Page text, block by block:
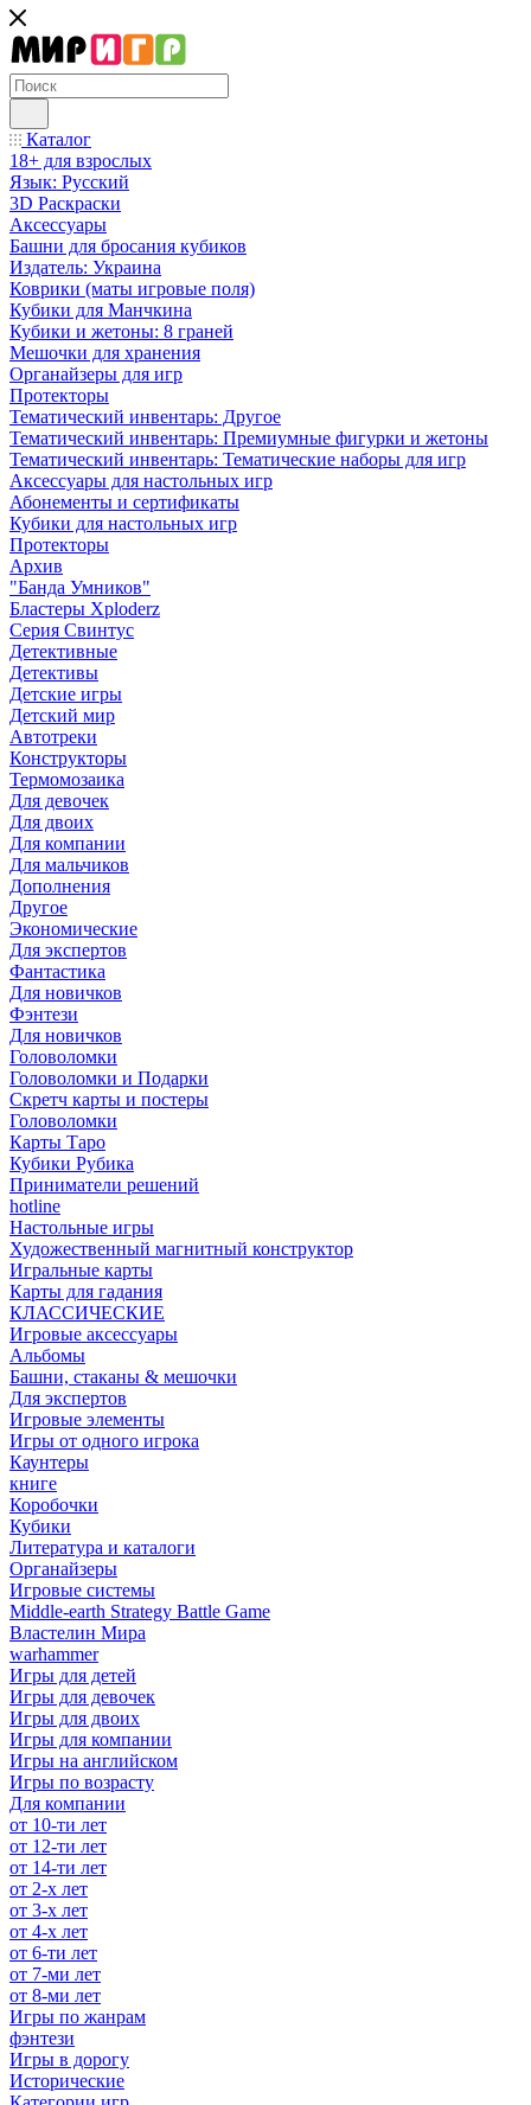
Каталог
18+ для взрослых
Язык: Русский
3D Раскраски
Аксессуары
Башни для бросания кубиков
Издатель: Украина
Коврики (маты игровые поля)
Кубики для Манчкина
Кубики и жетоны: 8 граней
Мешочки для хранения
Органайзеры для игр
Протекторы
Тематический инвентарь: Другое
Тематический инвентарь: Премиумные фигурки и жетоны
Тематический инвентарь: Тематические наборы для игр
Аксессуары для настольных игр
Абонементы и сертификаты
Кубики для настольных игр
Протекторы
Архив
"Банда Умников"
Бластеры Xploderz
Cерия Свинтус
Детективные
Детективы
Детские игры
Детский мир
Автотреки
Конструкторы
Термомозаика
Для девочек
Для двоих
Для компании
Для мальчиков
Дополнения
Другое
Экономические
Для экспертов
Фантастика
Для новичков
Фэнтези
Для новичков
Головоломки
Головоломки и Подарки
Cкретч карты и постеры
Головоломки
Карты Таро
Кубики Рубика
Приниматели решений
hotline
Настольные игры
Художественный магнитный конструктор
Игральные карты
Карты для гадания
КЛАССИЧЕСКИЕ
Игровые аксессуары
Альбомы
Башни, стаканы & мешочки
Для экспертов
Игровые элементы
Игры от одного игрока
Каунтеры
книге
Коробочки
Кубики
Литература и каталоги
Органайзеры
Игровые системы
Middle-earth Strategy Battle Game
Властелин Мира
warhammer
Игры для детей
Игры для девочек
Игры для двоих
Игры для компании
Игры на английском
Игры по возрасту
Для компании
от 10-ти лет
от 12-ти лет
от 14-ти лет
от 2-х лет
от 3-х лет
от 4-х лет
от 6-ти лет
от 7-ми лет
от 8-ми лет
Игры по жанрам
фэнтези
Игры в дорогу
Исторические